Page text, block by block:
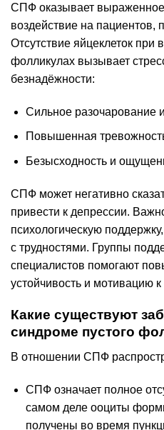
СПФ оказывает выраженное
воздействие на
Отсутствие яйцеклеток
фолликулах вызывает
безнадёжности:
Сильное разочарование
Повышенная
Безысходность и
СПФ может негативно
привести к депрессии.
психологическую
с трудностями. Группы
специалистов помогают
устойчивость и мотивацию
Какие существуют
синдроме пустого
В отношении СПФ
СПФ означает полное
самом деле ооциты
получены во время